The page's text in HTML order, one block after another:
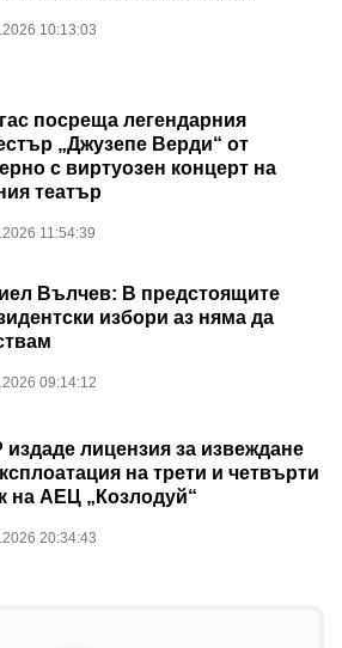
10:13:03
посреща легендарния
„Джузепе Верди“ от
с виртуозен концерт на
театър
11:54:39
Вълчев: В предстоящите
избори аз няма да
09:14:12
лицензия за извеждане
на трети и четвърти
на АЕЦ „Козлодуй“
20:34:43